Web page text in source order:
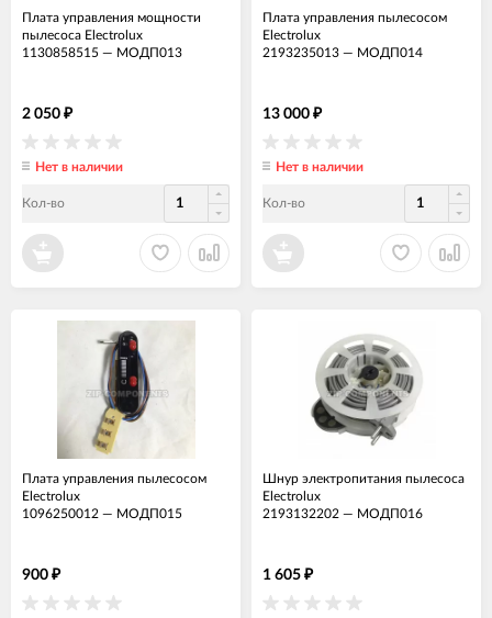
Плата управления мощности
пылесоса Electrolux
1130858515 — МОДП013
2 050 ₽
Нет в наличии
Кол-во
Плата управления пылесосом
Electrolux
2193235013 — МОДП014
13 000 ₽
Нет в наличии
Кол-во
Плата управления пылесосом
Electrolux
1096250012 — МОДП015
900 ₽
Шнур электропитания пылесоса
Electrolux
2193132202 — МОДП016
1 605 ₽